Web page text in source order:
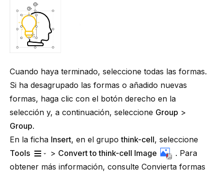
Cuando haya terminado, seleccione todas las formas.
Si ha desagrupado las formas o añadido nuevas
formas, haga clic con el botón derecho en la
selección y, a continuación, seleccione Group >
Group.
En la ficha Insert, en el grupothink-cell, seleccione
Tools
> Convert tothink-cell Image
. Para
obtener más información, consulte Convierta formas